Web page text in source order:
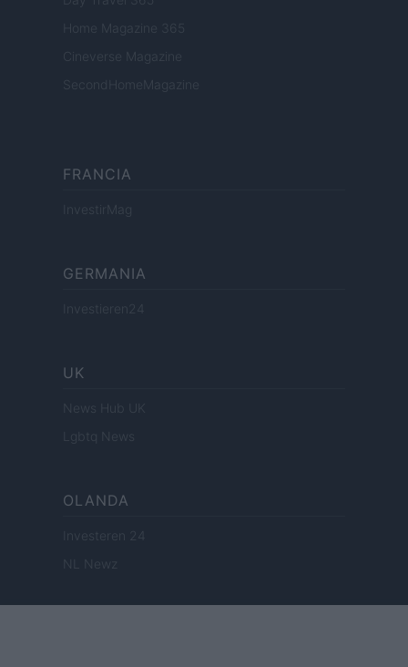
Home Magazine 365
Cineverse Magazine
SecondHomeMagazine
FRANCIA
InvestirMag
GERMANIA
Investieren24
UK
News Hub UK
Lgbtq News
OLANDA
Investeren 24
NL Newz